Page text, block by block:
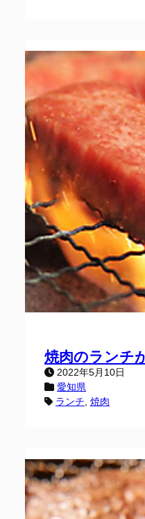
焼肉のランチ
2022年5月10日
愛知県
ランチ, 焼肉